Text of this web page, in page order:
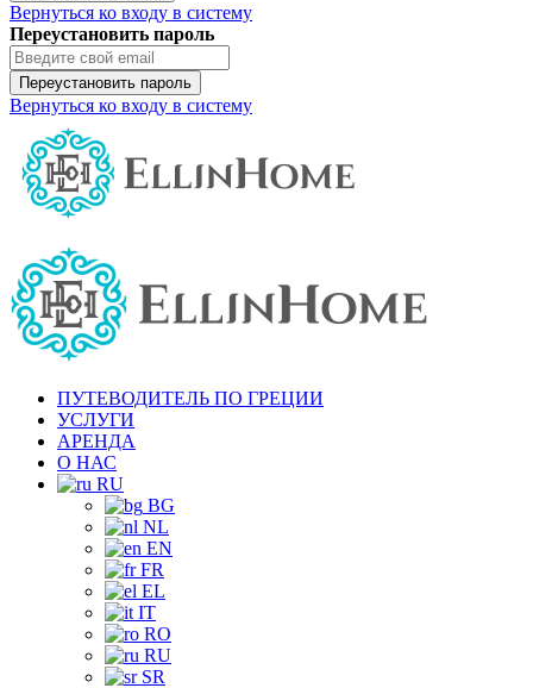
Вернуться ко входу в систему
Переустановить пароль
Переустановить пароль
Вернуться ко входу в систему
ПУТЕВОДИТЕЛЬ ПО ГРЕЦИИ
УСЛУГИ
АРЕНДА
О НАС
RU
BG
NL
EN
FR
EL
IT
RO
RU
SR